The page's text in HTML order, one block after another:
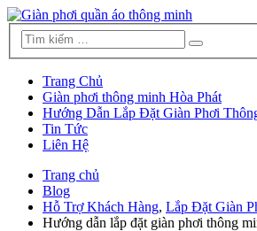
Trang Chủ
Giàn phơi thông minh Hòa Phát
Hướng Dẫn Lắp Đặt Giàn Phơi
Tin Tức
Liên Hệ
Trang chủ
Blog
Hỗ Trợ Khách Hàng, Lắp Đặt Giàn
Hướng dẫn lắp đặt giàn phơi thông